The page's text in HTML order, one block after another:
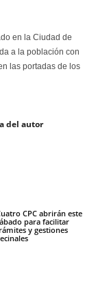
en la Ciudad de
a la población con
las portadas de los
del autor
CPC abrirán este
para facilitar
y gestiones